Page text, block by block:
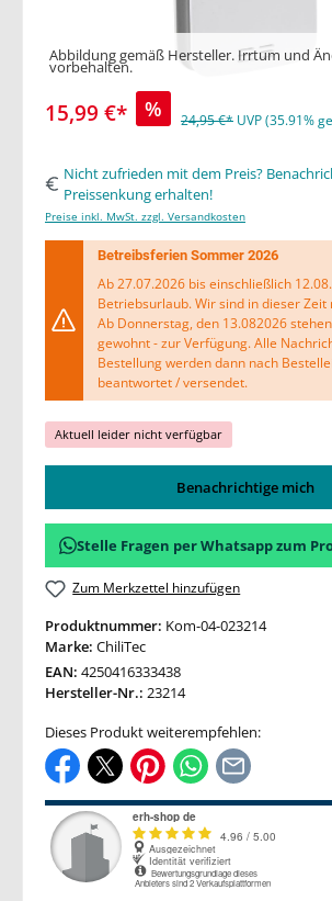
Abbildung gemäß Hersteller. Irrtum und
vorbehalten.
15,99 €* % 24,95 €* UVP (35.91%
Nicht zufrieden mit dem Preis?
Preissenkung erhalten!
Preise inkl. MwSt. zzgl. Versandkosten
Betreibsferien Sommer 2026
Ab 27.07.2026 bis einschließlich
Betriebsurlaub. Wir sind in dieser
Ab Donnerstag, den 13.082026
gewohnt - zur Verfügung. Alle
Bestellung werden dann nach
beantwortet / versendet.
Aktuell leider nicht verfügbar
Benachrichtige mich
Stelle Fragen per Whatsapp zum
Zum Merkzettel hinzufügen
Produktnummer: Kom-04-023214
Marke: ChiliTec
EAN: 4250416333438
Hersteller-Nr.: 23214
Dieses Produkt weiterempfehlen: